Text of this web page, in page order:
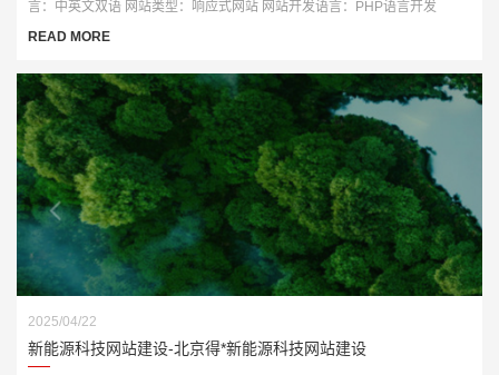
言：中英文双语 网站类型：响应式网站 网站开发语言：PHP语言开发
READ MORE
2025/04/22
新能源科技网站建设-北京得*新能源科技网站建设